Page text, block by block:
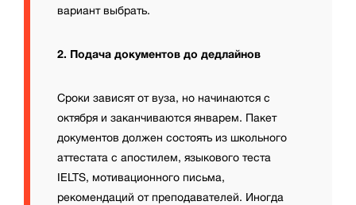
вариант выбрать.
2. Подача документов до дедлайнов
Сроки зависят от вуза, но начинаются с
октября и заканчиваются январем. Пакет
документов должен состоять из школьного
аттестата с апостилем, языкового теста
IELTS, мотивационного письма,
рекомендаций от преподавателей. Иногда